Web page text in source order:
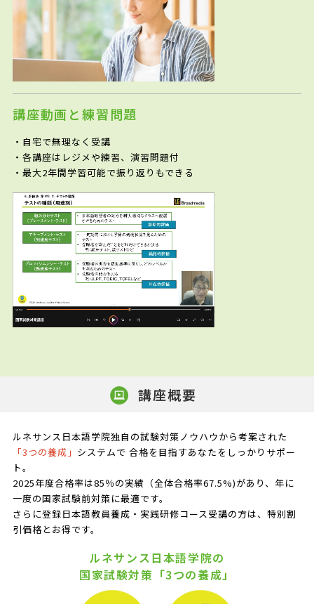
講座動画と練習問題
・自宅で無理なく受講
・各講座はレジメや練習、演習問題付
・最大2年間学習可能で振り返りもできる
講座概要
ルネサンス日本語学院独自の試験対策ノウハウから考案された
「3つの養成」 システムで 合格を目指すあなたをしっかりサポー
ト。
2025年度合格率は85％の実績（全体合格率67.5%)があり、年に
一度の国家試験前対策に最適です。
さらに登録日本語教員養成・実践研修コース受講の方は、特別割
引価格とお得です。
ルネサンス日本語学院の
国家試験対策「3つの養成」